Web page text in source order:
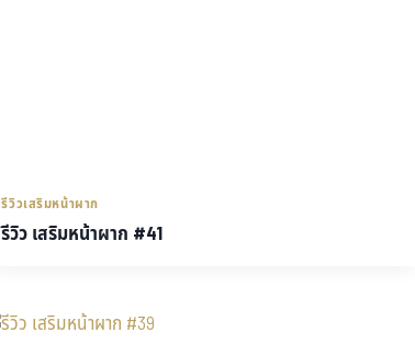
รีวิวเสริมหน้าผาก
รีวิว เสริมหน้าผาก #41